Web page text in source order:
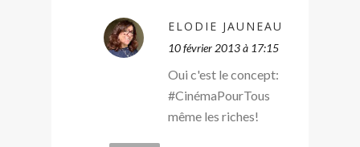
ELODIE JAUNEAU
10 février 2013 à 17:15
Oui c'est le concept:
#CinémaPourTous
même les riches!